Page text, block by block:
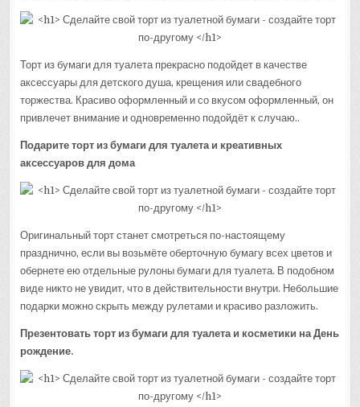
Торт из бумаги для туалета прекрасно подойдет в качестве
аксессуары для детского душа, крещения или свадебного
торжества. Красиво оформленный и со вкусом оформленный, он
привлечет внимание и одновременно подойдёт к случаю..
Подарите торт из бумаги для туалета и креативных
аксессуаров для дома
Оригинальный торт станет смотреться по-настоящему
празднично, если вы возьмёте оберточную бумагу всех цветов и
обернете ею отдельные рулоны бумаги для туалета. В подобном
виде никто не увидит, что в действительности внутри. Небольшие
подарки можно скрыть между рулетами и красиво разложить.
Презентовать торт из бумаги для туалета и косметики на День
рождение.